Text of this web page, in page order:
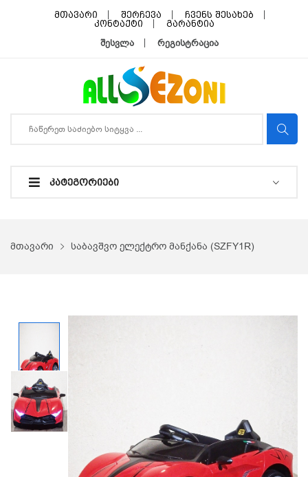
მთავარი შერჩევა
ჩვენს შესახებ
კონტაქტი
გარანტია
შესვლა რეგისტრაცია
ᲙᲐᲢᲔᲒᲝᲠᲘᲔᲑᲘ
მთავარი საბავშვო ელექტრო მანქანა (SZFY1R)